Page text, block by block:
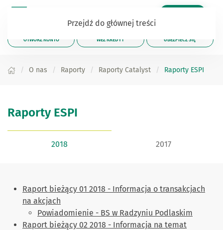
Przejdź do głównej treści
OTWÓRZ KONTO WEŹ KREDYT UBEZPIECZ SIĘ
O nas Raporty Raporty Catalyst Raporty ESPI
Raporty ESPI
2018 2017
Raport bieżący 01 2018 - Informacja o transakcjach
na akcjach
Powiadomienie - BS w Radzyniu Podlaskim
Raport bieżący 02 2018 - Informacja na temat